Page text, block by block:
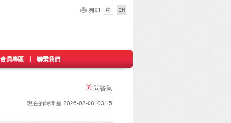
會員專區 聯繫我們
問答集
現在的時間是 2026-08-08, 03:15